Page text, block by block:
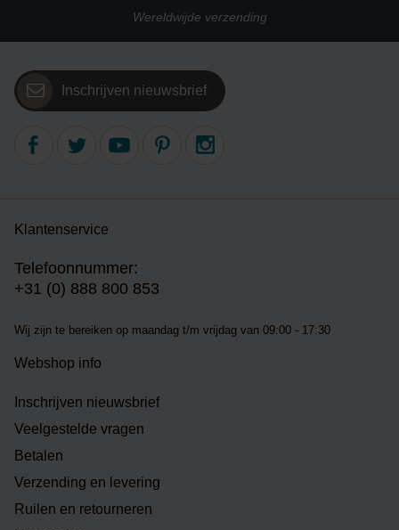
Wereldwijde verzending
Inschrijven nieuwsbrief
Klantenservice
Telefoonnummer:
+31 (0) 888 800 853
Wij zijn te bereiken op maandag t/m vrijdag van 09:00 - 17:30
Webshop info
Inschrijven nieuwsbrief
Veelgestelde vragen
Betalen
Verzending en levering
Ruilen en retourneren